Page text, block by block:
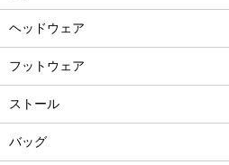
ヘッドウェア
フットウェア
ストール
バッグ